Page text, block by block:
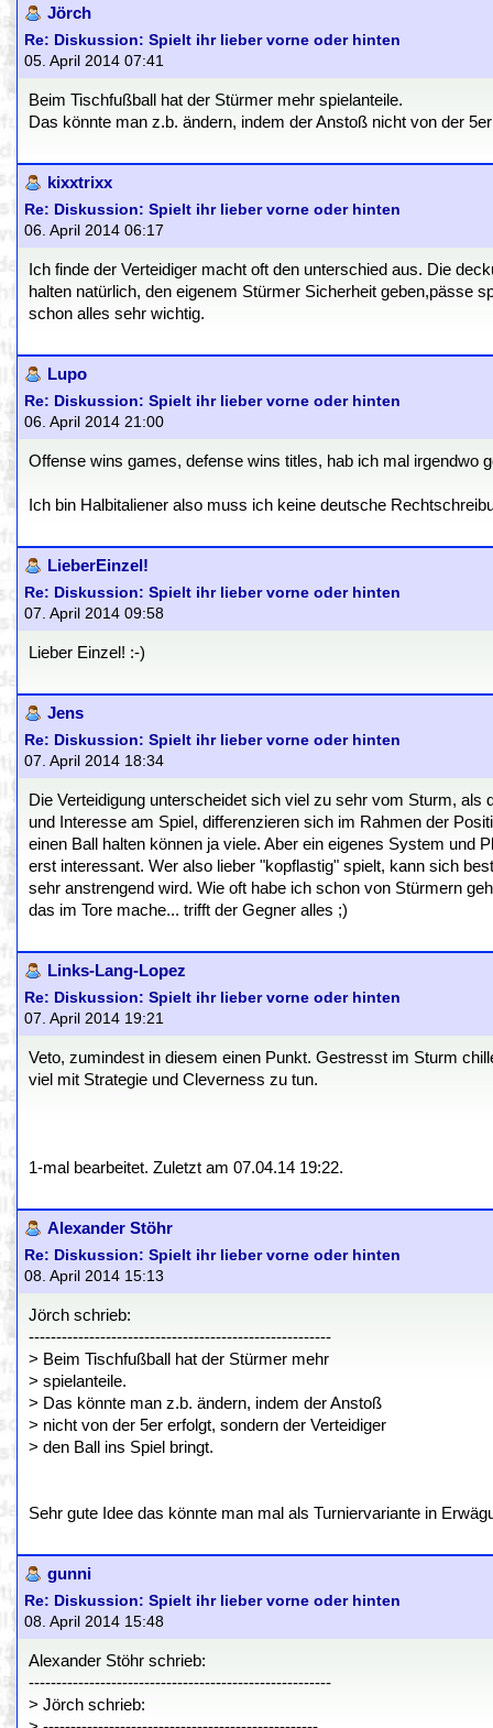
Jörch
Re: Diskussion: Spielt ihr lieber vorne oder hinten
05. April 2014 07:41
Beim Tischfußball hat der Stürmer mehr spielanteile.
Das könnte man z.b. ändern, indem der Anstoß nicht von der
kixxtrixx
Re: Diskussion: Spielt ihr lieber vorne oder hinten
06. April 2014 06:17
Ich finde der Verteidiger macht oft den unterschied aus. Die
halten natürlich, den eigenem Stürmer Sicherheit geben,pässe
schon alles sehr wichtig.
Lupo
Re: Diskussion: Spielt ihr lieber vorne oder hinten
06. April 2014 21:00
Offense wins games, defense wins titles, hab ich mal irgendwo
Ich bin Halbitaliener also muss ich keine deutsche
LieberEinzel!
Re: Diskussion: Spielt ihr lieber vorne oder hinten
07. April 2014 09:58
Lieber Einzel! :-)
Jens
Re: Diskussion: Spielt ihr lieber vorne oder hinten
07. April 2014 18:34
Die Verteidigung unterscheidet sich viel zu sehr vom Sturm,
und Interesse am Spiel, differenzieren sich im Rahmen der
einen Ball halten können ja viele. Aber ein eigenes System und
erst interessant. Wer also lieber "kopflastig" spielt, kann sich
sehr anstrengend wird. Wie oft habe ich schon von Stürmern
das im Tore mache... trifft der Gegner alles ;)
Links-Lang-Lopez
Re: Diskussion: Spielt ihr lieber vorne oder hinten
07. April 2014 19:21
Veto, zumindest in diesem einen Punkt. Gestresst im Sturm
viel mit Strategie und Cleverness zu tun.
1-mal bearbeitet. Zuletzt am 07.04.14 19:22.
Alexander Stöhr
Re: Diskussion: Spielt ihr lieber vorne oder hinten
08. April 2014 15:13
Jörch schrieb:
-------------------------------------------------------
> Beim Tischfußball hat der Stürmer mehr
> spielanteile.
> Das könnte man z.b. ändern, indem der Anstoß
> nicht von der 5er erfolgt, sondern der Verteidiger
> den Ball ins Spiel bringt.
Sehr gute Idee das könnte man mal als Turniervariante in
gunni
Re: Diskussion: Spielt ihr lieber vorne oder hinten
08. April 2014 15:48
Alexander Stöhr schrieb:
-------------------------------------------------------
> Jörch schrieb: